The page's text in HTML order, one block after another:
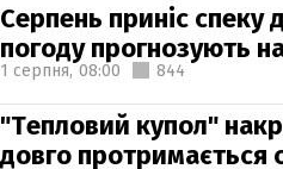
Серпень приніс спеку
погоду прогнозують на
1 серпня, 08:00 844
"Тепловий купол"
довго протримається